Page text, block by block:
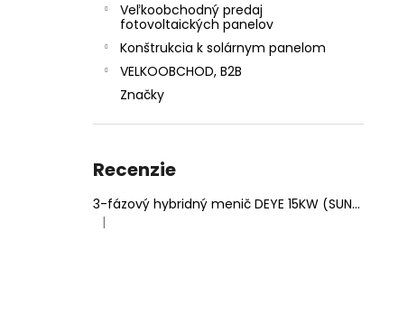
Veľkoobchodný predaj
fotovoltaických panelov
Konštrukcia k solárnym panelom
VELKOOBCHOD, B2B
Značky
Recenzie
3-fázový hybridný menič DEYE 15KW (SUN-15K-SG05LP3-EU-SM2)
Hodnotenie produktu je 5 z 5 hviezdičiek.
|